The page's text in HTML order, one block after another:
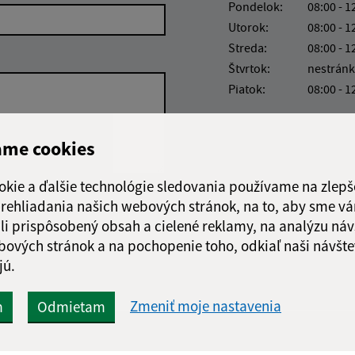
cookies
a ďalšie technológie sledovania používame na
našich webových stránok, na to, aby sme
prispôsobený obsah a cielené reklamy, na analýzu
stránok a na pochopenie toho, odkiaľ naši
Odmietam Zmeniť moje nastavenia
Google reCaptcha Response
Odoslať správu
Pondelok:
08:00 -
Utorok:
08:00 -
Streda:
08:00 -
Štvrtok:
Piatok:
08:00 -